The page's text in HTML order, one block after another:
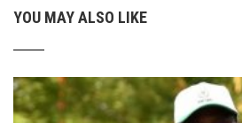
YOU MAY ALSO LIKE